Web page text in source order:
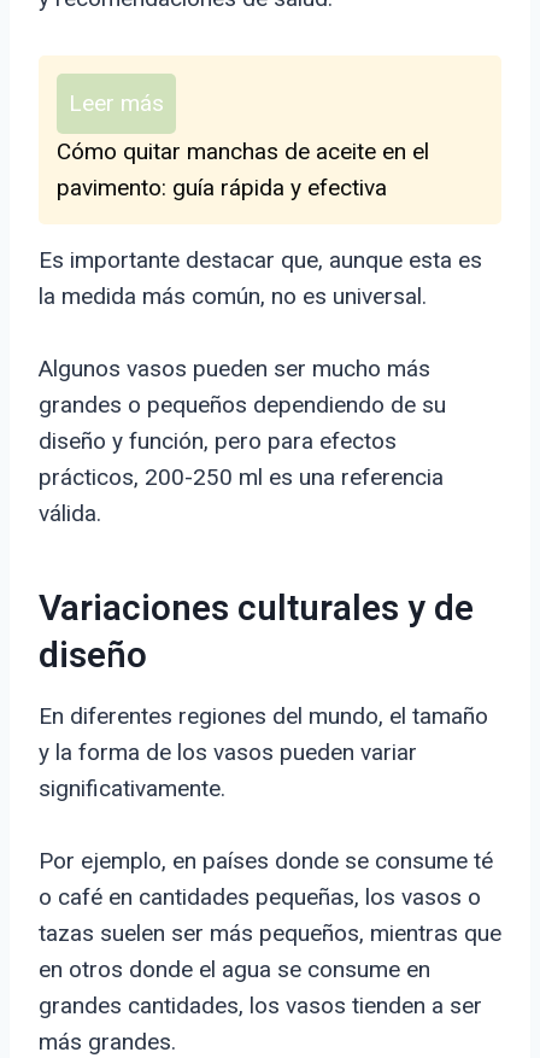
Leer más
Cómo quitar manchas de aceite en el
pavimento: guía rápida y efectiva
Es importante destacar que, aunque esta es
la medida más común, no es universal.
Algunos vasos pueden ser mucho más
grandes o pequeños dependiendo de su
diseño y función, pero para efectos
prácticos, 200-250 ml es una referencia
válida.
Variaciones culturales y de
diseño
En diferentes regiones del mundo, el tamaño
y la forma de los vasos pueden variar
significativamente.
Por ejemplo, en países donde se consume té
o café en cantidades pequeñas, los vasos o
tazas suelen ser más pequeños, mientras que
en otros donde el agua se consume en
grandes cantidades, los vasos tienden a ser
más grandes.